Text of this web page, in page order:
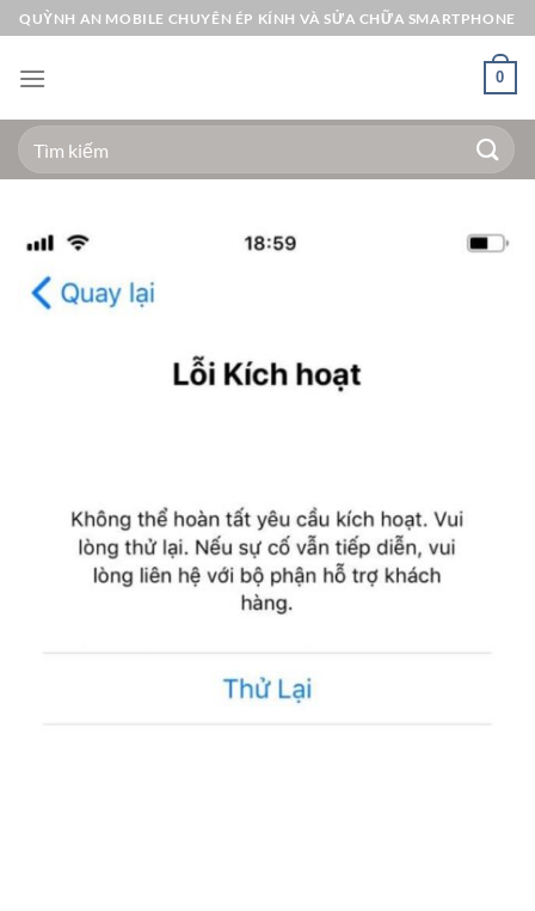
Bỏ
qua
nội
QUỲNH AN MOBILE CHUYÊN ÉP KÍNH VÀ SỬA CHỮA SMARTPHONE
0
Tìm
kiếm: